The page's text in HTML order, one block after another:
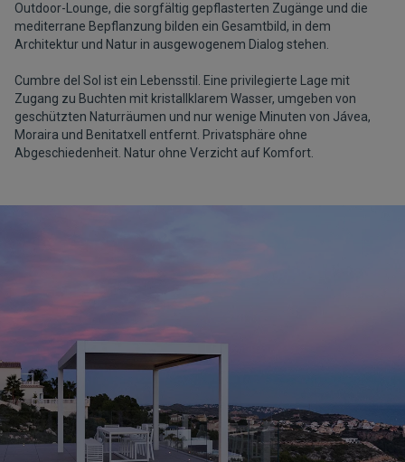
Outdoor-Lounge, die sorgfältig gepflasterten Zugänge und die
mediterrane Bepflanzung bilden ein Gesamtbild, in dem
Architektur und Natur in ausgewogenem Dialog stehen.
Cumbre del Sol ist ein Lebensstil. Eine privilegierte Lage mit
Zugang zu Buchten mit kristallklarem Wasser, umgeben von
geschützten Naturräumen und nur wenige Minuten von Jávea,
Moraira und Benitatxell entfernt. Privatsphäre ohne
Abgeschiedenheit. Natur ohne Verzicht auf Komfort.